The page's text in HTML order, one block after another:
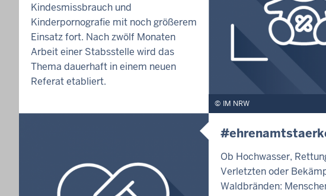
IM NRW
Kindesmissbrauch und
Kinderpornografie mit noch größerem
Einsatz fort. Nach zwölf Monaten
Arbeit einer Stabsstelle wird das
Thema dauerhaft in einem neuen
Referat etabliert.
Ob Hochwasser,
Verletzten oder
Waldbränden: